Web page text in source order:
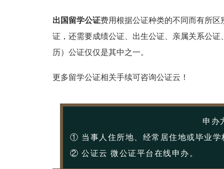
出国留学公证费用根据公证种类的不同而有所
证，还需要成绩公证、出生公证、亲属关系公
历）公证仅仅是其中之一。
更多留学公证相关手续可咨询公证云！
申办
① 当事人住所地、经常居住地或毕业学
② 公证云 微公证平台在线申办。